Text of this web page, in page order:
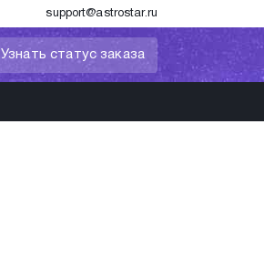
support@astrostar.ru
Узнать статус заказа